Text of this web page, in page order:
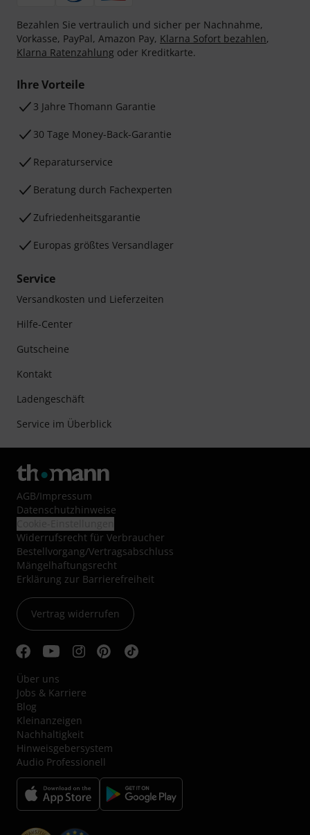
Bezahlen Sie vertraulich und sicher per Nachnahme,
Vorkasse, PayPal, Amazon Pay, Klarna Sofort bezahlen,
Klarna Ratenzahlung oder Kreditkarte.
Ihre Vorteile
3 Jahre Thomann Garantie
30 Tage Money-Back-Garantie
Reparaturservice
Beratung durch Fachexperten
Zufriedenheitsgarantie
Europas größtes Versandlager
Service
Versandkosten und Lieferzeiten
Hilfe-Center
Gutscheine
Kontakt
Ladengeschäft
Service im Überblick
AGB/Impressum
Datenschutzhinweise
Widerrufsrecht für Verbraucher
Bestellvorgang/Vertragsabschluss
Mängelhaftungsrecht
Erklärung zur Barrierefreiheit
Vertrag widerrufen
Über uns
Jobs & Karriere
Blog
Kleinanzeigen
Nachhaltigkeit
Hinweisgebersystem
Audio Professionell